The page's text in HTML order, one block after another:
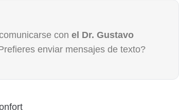
con el Dr. Gustavo
enviar mensajes de texto?